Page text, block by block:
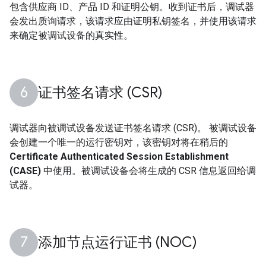
包含供应商 ID、产品 ID 和证明公钥。收到证书后，调试器
会发出质询请求，该请求应由证明私钥签名，并使用该请求
来确定被调试设备的真实性。
证书签名请求 (CSR)
调试器向被调试设备发送证书签名请求 (CSR)。 被调试设备
会创建一个唯一的运行密钥对，该密钥对将在稍后的
Certificate Authenticated Session Establishment
(CASE) 中使用。被调试设备会将生成的 CSR 信息返回给调
试器。
添加节点运行证书 (NOC)